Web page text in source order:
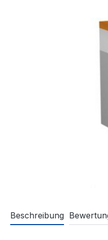
Beschreibung